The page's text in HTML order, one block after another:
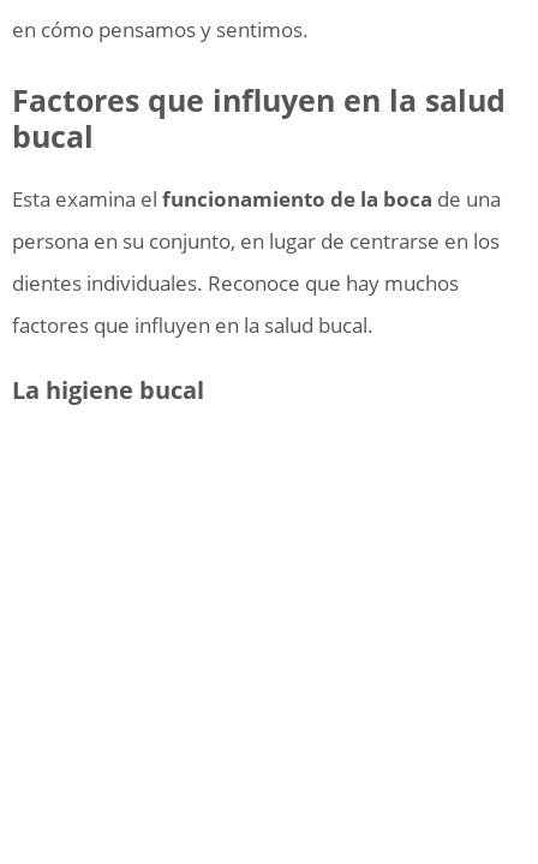
en cómo pensamos y sentimos.
Factores que influyen en la salud
bucal
Esta examina el funcionamiento de la boca de una
persona en su conjunto, en lugar de centrarse en los
dientes individuales. Reconoce que hay muchos
factores que influyen en la salud bucal.
La higiene bucal